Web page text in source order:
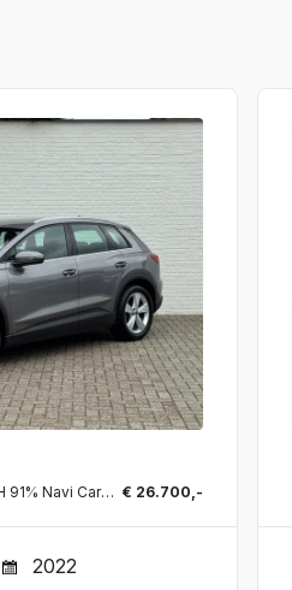
35 Launch edition 55 kWh SOH 91% Navi Carplay Leder Stoelverw All-Season banden PDC V+A Clima € 26.700,-
2022